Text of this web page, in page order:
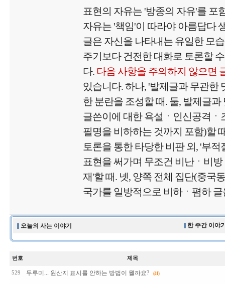
표현의 자유는 '방종의 자유'를 포
자유는 '책임'이 따라야 아름답다
글은 자신을 나타내는 유일한 모
주기보다 건전한 대화로 토론할
다. 다음 사항을 주의하지 않으면
있습니다. 하나, '발제글과 무관한
한 분란을 조성할 때. 둘, 발제글
글쓴이에 대한 욕설ㆍ인신공격ㆍ
필명을 비하하는 것까지 포함)할
토론을 통한 타당한 비판 외, '부
표현을 써가며 무조건 비난ㆍ비
재'할 때. 넷, 양쪽 전체 집단(중국
국가를 일방적으로 비하ㆍ폄하 글
오늘의 사는 이야기 한 주간 이야
번호 제목
529 두루미... 원산지 표시를 안하는 방법이 뭘까요? (41)